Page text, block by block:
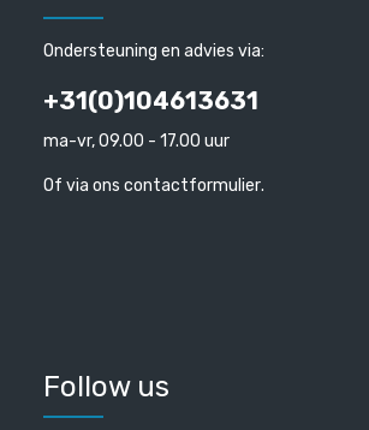
Follow us
Ondersteuning en advies via:
+31(0)104613631
ma-vr, 09.00 - 17.00 uur
Of via ons contactformulier.